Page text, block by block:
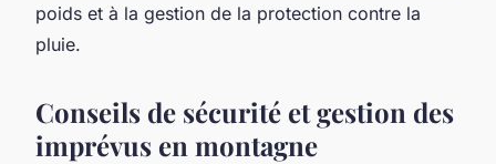
poids et à la gestion de la protection contre la
pluie.
Conseils de sécurité et gestion des
imprévus en montagne